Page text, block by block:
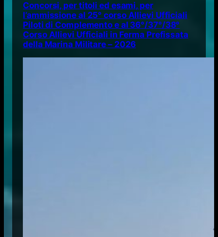
Concorsi, per titoli ed esami, per
l’ammissione al 25° corso Allievi Ufficiali
Piloti di Complemento e al 36°/37°/38°
Corso Allievi Ufficiali in Ferma Prefissata
della Marina Militare – 2026